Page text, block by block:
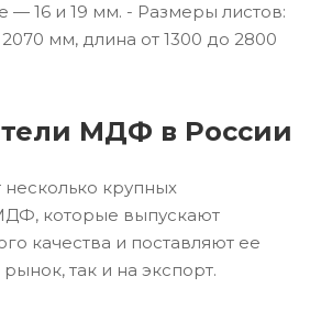
— 16 и 19 мм. - Размеры листов:
мм, длина от 1300 до 2800
МДФ в России
крупных
которые выпускают
качества и поставляют ее
так и на экспорт.